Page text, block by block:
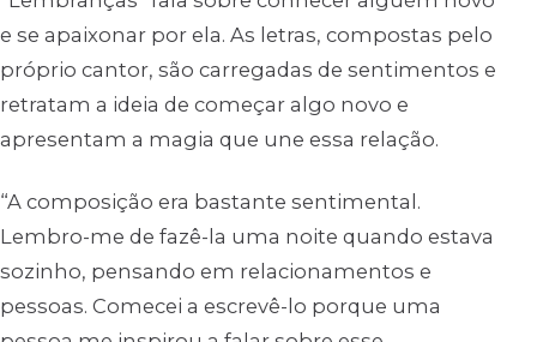
e se apaixonar por ela. As letras, compostas pelo
próprio cantor, são carregadas de sentimentos e
retratam a ideia de começar algo novo e
apresentam a magia que une essa relação.
“A composição era bastante sentimental.
Lembro-me de fazê-la uma noite quando estava
sozinho, pensando em relacionamentos e
pessoas. Comecei a escrevê-lo porque uma